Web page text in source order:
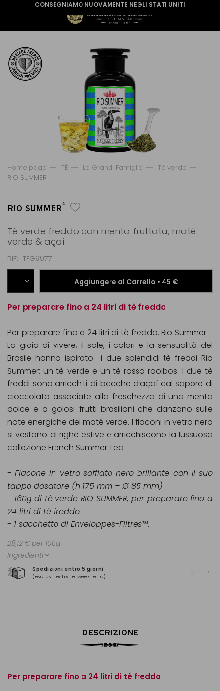
CONSEGNIAMO NUOVAMENTE NEGLI STATI UNITI
Home page TÈ Le Grandi Famiglie
Tè verde
RIO SUMMER
RIO SUMMER®
Tè verde freddo con menta fruttata, matè
verde & açaí
RIF TFG9977
Aggiungere al Carrello • 45 €
Spedizioni entro 5 giorni
(esclusi festivi e week-end)
Per preparare fino a 24 litri di tè freddo
Per preparare fino a 24 litri di tè freddo. Rio Summer -
La gioia di vivere, il sole, i colori e la sensualità del
Brasile hanno ispirato i due splendidi tè freddi Rio
Summer: un tè verde e un tè rosso rooibos. I due tè
freddi sono arricchiti di bacche d’açaí dal sapore di
cioccolato associate alla freschezza di una menta
dolce e a golosi frutti brasiliani che danzano sulle
note energiche del maté verde. I flaconi in vetro nero
si vestono di righe estive e arricchiscono la lussuosa
collezione French Summer Tea
- Flacone in vetro soffiato nero brillante con il suo
tappo dosatore (h 175 mm – Ø 85 mm)
- 160g di tè verde RIO SUMMER, per preparare fino a
24 litri di tè freddo
- 1 sacchetto di Enveloppes-Filtres™.
28,12 € per 100g
Ingredienti
DESCRIZIONE
Per preparare fino a 24 litri di tè freddo